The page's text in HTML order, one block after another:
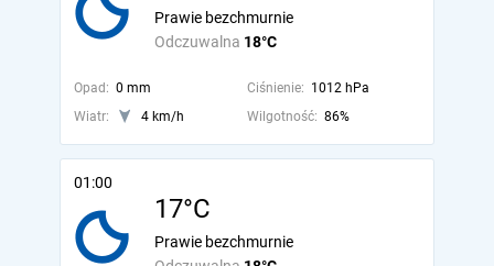
Odczuwalna 18°C
Prawie bezchmurnie
Opad: 0 mm Ciśnienie: 1012 hPa
Wiatr:
4 km/h Wilgotność: 86%
01:00
17°C
Prawie bezchmurnie